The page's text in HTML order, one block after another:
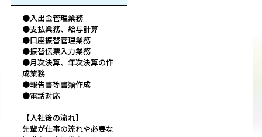
●入出金管理業務
●支払業務、給与計算
●口座振替管理業務
●振替伝票入力業務
●月次決算、年次決算の作
成業務
●報告書等書類作成
●電話対応
【入社後の流れ】
先輩が仕事の流れや必要な